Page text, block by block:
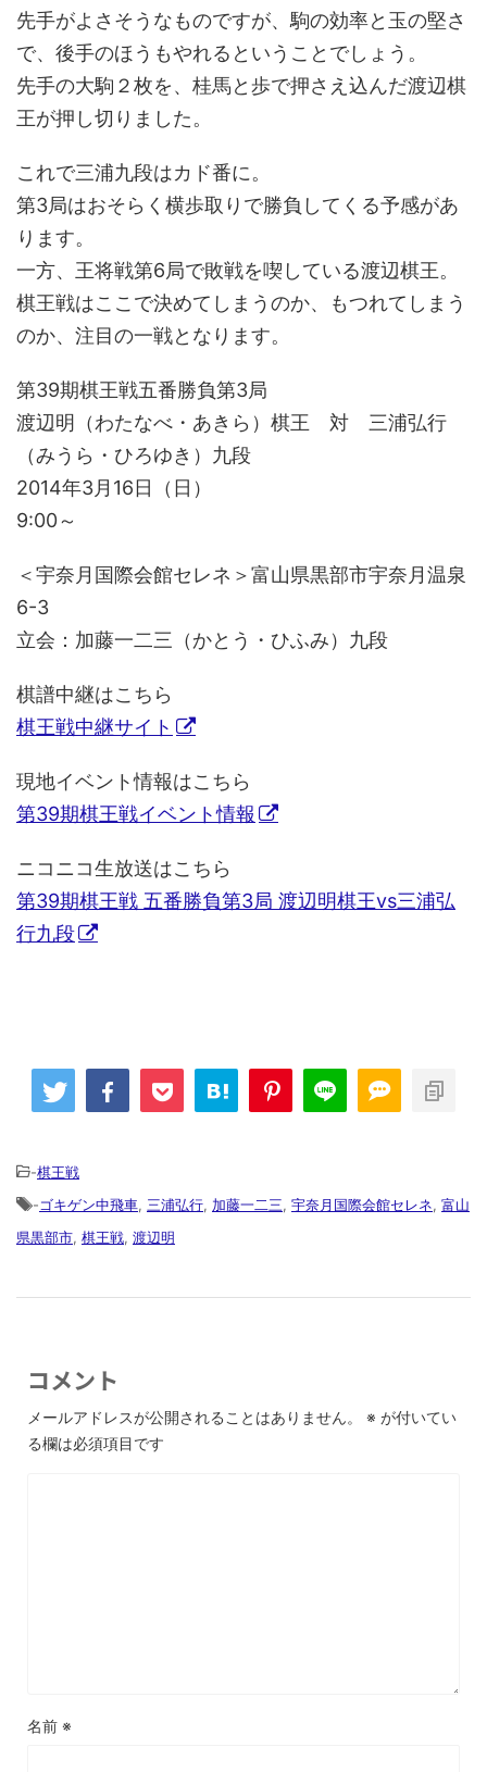
先手がよさそうなものですが、駒の効率と玉の堅さ
で、後手のほうもやれるということでしょう。
先手の大駒２枚を、桂馬と歩で押さえ込んだ渡辺棋
王が押し切りました。
これで三浦九段はカド番に。
第3局はおそらく横歩取りで勝負してくる予感があ
ります。
一方、王将戦第6局で敗戦を喫している渡辺棋王。
棋王戦はここで決めてしまうのか、もつれてしまう
のか、注目の一戦となります。
第39期棋王戦五番勝負第3局
渡辺明（わたなべ・あきら）棋王 対 三浦弘行
（みうら・ひろゆき）九段
2014年3月16日（日）
9:00～
＜宇奈月国際会館セレネ＞富山県黒部市宇奈月温泉
6-3
立会：加藤一二三（かとう・ひふみ）九段
棋譜中継はこちら
棋王戦中継サイト
現地イベント情報はこちら
第39期棋王戦イベント情報
ニコニコ生放送はこちら
第39期棋王戦 五番勝負第3局 渡辺明棋王vs三浦弘
行九段
-棋王戦
-ゴキゲン中飛車, 三浦弘行, 加藤一二三, 宇奈月国際会館セレネ, 富山
県黒部市, 棋王戦, 渡辺明
コメント
メールアドレスが公開されることはありません。 ※ が付いてい
る欄は必須項目です
名前 ※